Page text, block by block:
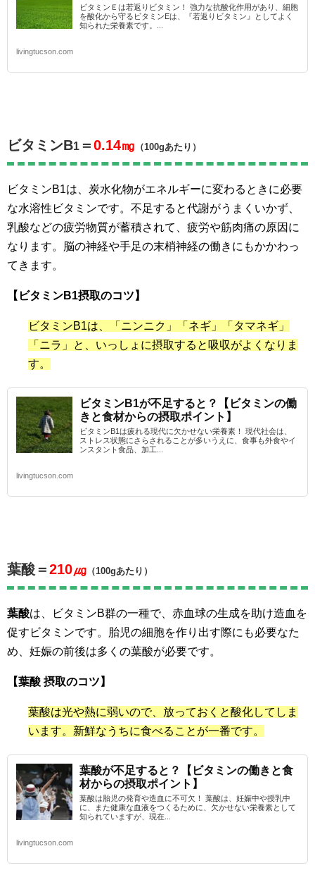
ビタミンＥは若返りビタミン！ 強力な抗酸化作用があり、細胞
を酸化から守るビタミンEは、『若返りビタミン』としてよく
知られた栄養素です。...
livingtucson.com
ビタミンB1 ＝0.14㎎ （100gあたり）
ビタミンB1は、炭水化物がエネルギーに変わるときに必要
な水溶性ビタミンです。不足すると代謝がうまくいかず、
乳酸などの疲労物質が蓄積されて、疲労や筋肉痛の原因に
なります。脳の神経や手足の末梢神経の働きにもかかわっ
てきます。
【ビタミンB1摂取のコツ】
ビタミンB1は、「ニンニク」「ネギ」「タマネギ」
「ニラ」と、いっしょに摂取すると吸収がよくなりま
す。
ビタミンB1が不足すると？【ビタミンの働
きと食材からの摂取ポイント】
ビタミンB1は疲れる現代に欠かせない栄養素！ 現代社会は、
ストレス状態にさらされることが多いうえに、食事も外食やイ
ンスタント食品、加工...
livingtucson.com
葉酸＝210㎍ （100gあたり）
葉酸は、ビタミンB群の一種で、赤血球の生成を助け造血を
促すビタミンです。胎児の細胞を作り出す際にも必要なた
め、妊娠の前後は多くの葉酸が必要です。
【葉酸 摂取のコツ】
葉酸は光や熱に弱いので、放っておくと酸化してしま
います。新鮮なうちに食べることが一番です。
葉酸が不足すると？【ビタミンの働きと食
材からの摂取ポイント】
葉酸は胎児の発育や造血に不可欠！ 葉酸は、妊娠中や授乳中
に、また健康な血液をつくるために、欠かせない栄養素として
知られていますが、現在...
livingtucson.com